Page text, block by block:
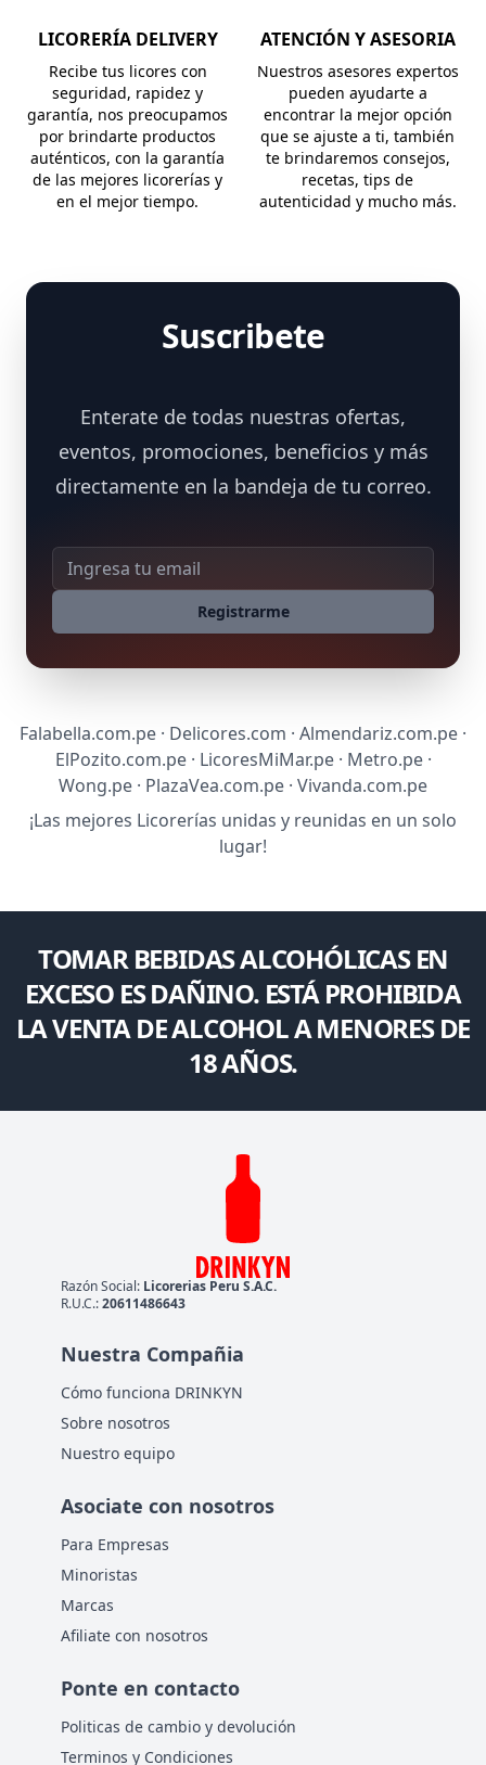
LICORERÍA DELIVERY
Recibe tus licores con
seguridad, rapidez y
garantía, nos preocupamos
por brindarte productos
auténticos, con la garantía
de las mejores licorerías y
en el mejor tiempo.
ATENCIÓN Y ASESORIA
Nuestros asesores expertos
pueden ayudarte a
encontrar la mejor opción
que se ajuste a ti, también
te brindaremos consejos,
recetas, tips de
autenticidad y mucho más.
Suscribete
Enterate de todas nuestras ofertas,
eventos, promociones, beneficios y más
directamente en la bandeja de tu correo.
Dirección de correo
Registrarme
Falabella.com.pe · Delicores.com · Almendariz.com.pe ·
ElPozito.com.pe · LicoresMiMar.pe · Metro.pe ·
Wong.pe · PlazaVea.com.pe · Vivanda.com.pe
¡Las mejores Licorerías unidas y reunidas en un solo
lugar!
TOMAR BEBIDAS ALCOHÓLICAS EN
EXCESO ES DAÑINO. ESTÁ PROHIBIDA
LA VENTA DE ALCOHOL A MENORES DE
18 AÑOS.
Razón Social: Licorerias Peru S.A.C.
R.U.C.:20611486643
Nuestra Compañia
Cómo funciona DRINKYN
Sobre nosotros
Nuestro equipo
Asociate con nosotros
Para Empresas
Minoristas
Marcas
Afiliate con nosotros
Ponte en contacto
Politicas de cambio y devolución
Terminos y Condiciones